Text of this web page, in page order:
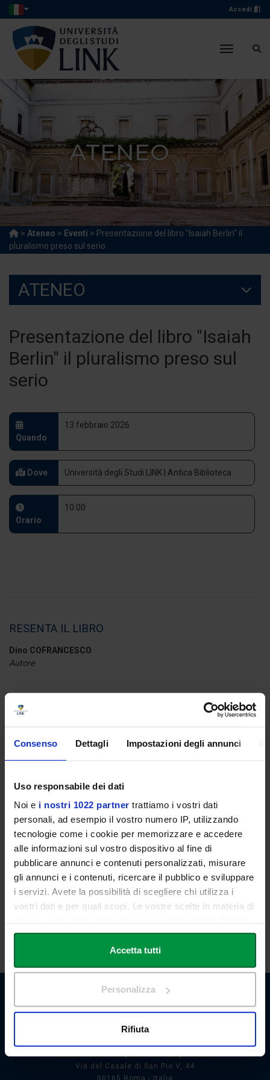
Consenso Dettagli Impostazioni degli annunci
Uso responsabile dei dati
Noi e i nostri 1022 partner trattiamo i vostri dati
personali, ad esempio il vostro numero IP, utilizzando
tecnologie come i cookie per memorizzare e accedere
alle informazioni sul vostro dispositivo al fine di
pubblicare annunci e contenuti personalizzati, misurare
gli annunci e i contenuti, ricercare il pubblico e sviluppare
i servizi. Avete la possibilità di scegliere chi utilizza i
vostri dati e per quali scopi. Le vostre scelte in materia di
in cui avete effettuato le vostre scelte. È possibile
modificare o revocare il proprio consenso in qualsiasi
momento dalla Dichiarazione sui cookie o facendo clic
Con il tuo consenso, vorremmo anche:
raccogliere informazioni sulla tua posizione
Identificare il tuo dispositivo, scansionandolo
Accetta tutti
Personalizza
Rifiuta
Accedi
toggle
ATENEO
> Ateneo > Eventi > Presentazione del libro "Isaiah Berlin" il
pluralismo preso sul serio
ATENEO
Presentazione del libro "Isaiah
Berlin" il pluralismo preso sul
serio
Quando
13 febbraio 2026
Dove Università degli Studi LINK | Antica Biblioteca
Orario
10:00
RESENTA IL LIBRO
Dino COFRANCESCO
Autore
NE DISCUTONO
Marco FILONI
Università degli Studi Link
MODERA
Giuseppe DI LEO
Link Campus University
Via del Casale di San Pio V, 44
00165 Roma - Italia